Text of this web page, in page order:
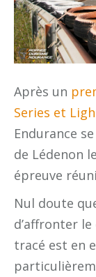
Après un
Series et
Endurance
de Lédenon
épreuve
Nul doute
d’affronter
tracé est en